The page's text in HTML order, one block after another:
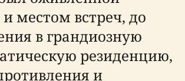
местом встреч, до
в грандиозную
резиденцию,
и